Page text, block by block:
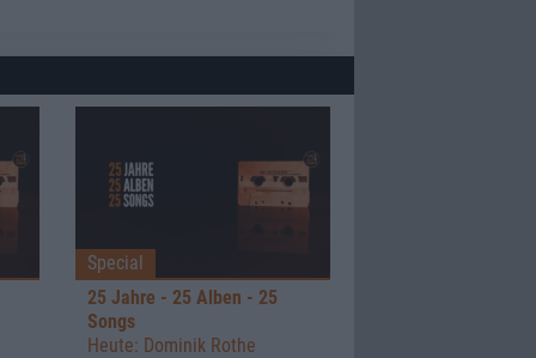
Special
25 Jahre - 25 Alben - 25
Songs
Heute: Dominik Rothe